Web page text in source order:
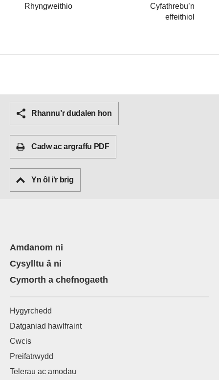
Rhyngweithio
Cyfathrebu’n
effeithiol
Rhannu’r dudalen hon
Cadw ac argraffu PDF
Yn ôl i'r brig
Amdanom ni
Cysylltu â ni
Cymorth a chefnogaeth
Hygyrchedd
Datganiad hawlfraint
Cwcis
Preifatrwydd
Telerau ac amodau